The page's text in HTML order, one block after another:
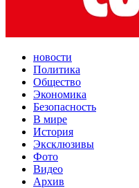
новости
Политика
Общество
Экономика
Безопасность
В мире
История
Эксклюзивы
Фото
Видео
Архив